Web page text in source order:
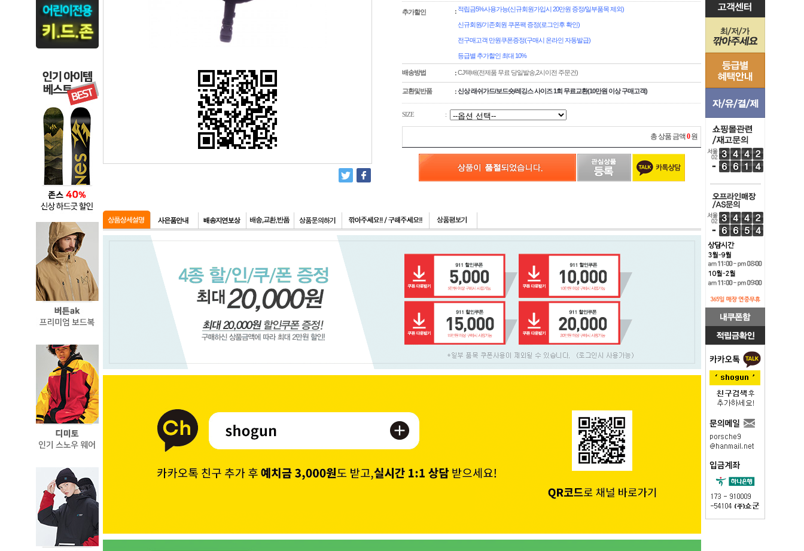
추가할인 : 적립금5%사용가능(신규회원가입시 20만원 증정/일부품목 제외)
신규회원/기존회원 쿠폰팩 증정(로그인후 확인)
전구매고객 만원쿠폰증정(구매시 온라인 자동발급)
등급별 추가할인 최대 10%
배송방법 :CJ택배(전제품 무료 당일발송,2시이전 주문건)
교환및반품 :신상 래쉬가드/보드숏/레깅스 사이즈 1회 무료교환(10만원 이상 구매고객)
SIZE :
총 상품 금액0 원